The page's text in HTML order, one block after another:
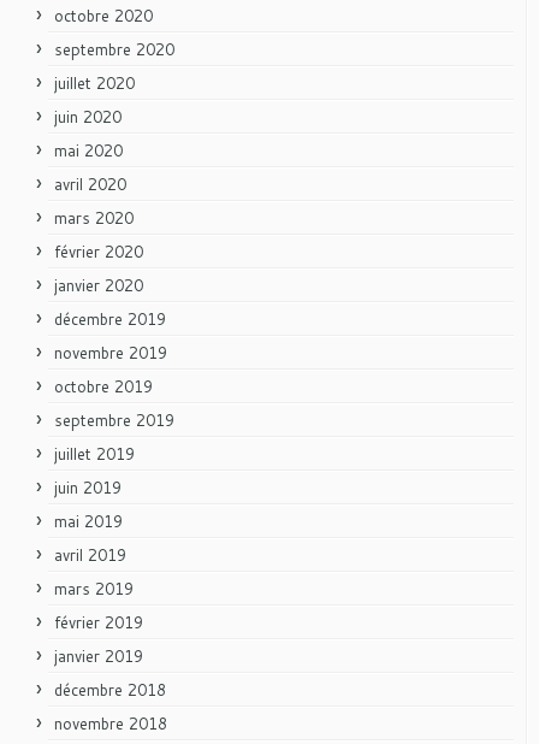
octobre 2020
septembre 2020
juillet 2020
juin 2020
mai 2020
avril 2020
mars 2020
février 2020
janvier 2020
décembre 2019
novembre 2019
octobre 2019
septembre 2019
juillet 2019
juin 2019
mai 2019
avril 2019
mars 2019
février 2019
janvier 2019
décembre 2018
novembre 2018